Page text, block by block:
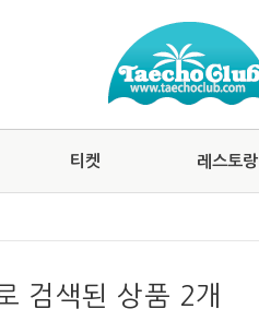
티켓 레스토랑
검색된 상품 2개